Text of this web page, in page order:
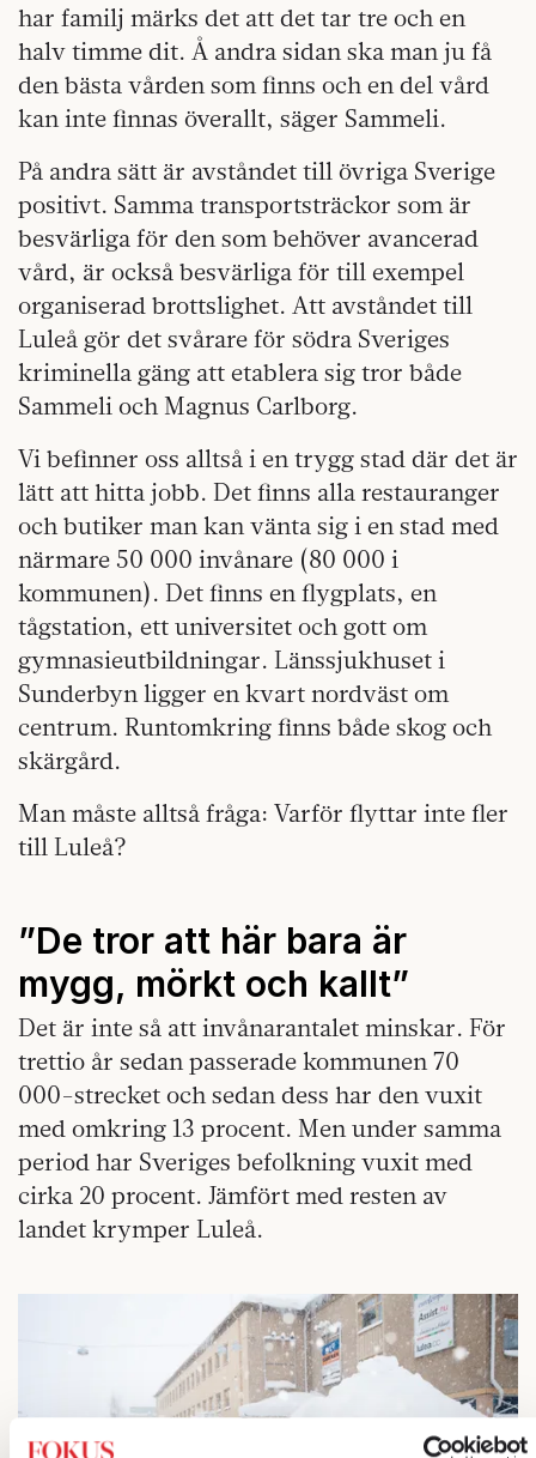
har familj märks det att det tar tre och en
halv timme dit. Å andra sidan ska man ju få
den bästa vården som finns och en del vård
kan inte finnas överallt, säger Sammeli.
På andra sätt är avståndet till övriga Sverige
positivt. Samma transportsträckor som är
besvärliga för den som behöver avancerad
vård, är också besvärliga för till exempel
organiserad brottslighet. Att avståndet till
Luleå gör det svårare för södra Sveriges
kriminella gäng att etablera sig tror både
Sammeli och Magnus Carlborg.
Vi befinner oss alltså i en trygg stad där det är
lätt att hitta jobb. Det finns alla restauranger
och butiker man kan vänta sig i en stad med
närmare 50 000 invånare (80 000 i
kommunen). Det finns en flygplats, en
tågstation, ett universitet och gott om
gymnasieutbildningar. Länssjukhuset i
Sunderbyn ligger en kvart nordväst om
centrum. Runtomkring finns både skog och
skärgård.
Man måste alltså fråga: Varför flyttar inte fler
till Luleå?
”De tror att här bara är
mygg, mörkt och kallt”
Det är inte så att invånarantalet minskar. För
trettio år sedan passerade kommunen 70
000-strecket och sedan dess har den vuxit
med omkring 13 procent. Men under samma
period har Sveriges befolkning vuxit med
cirka 20 procent. Jämfört med resten av
landet krymper Luleå.